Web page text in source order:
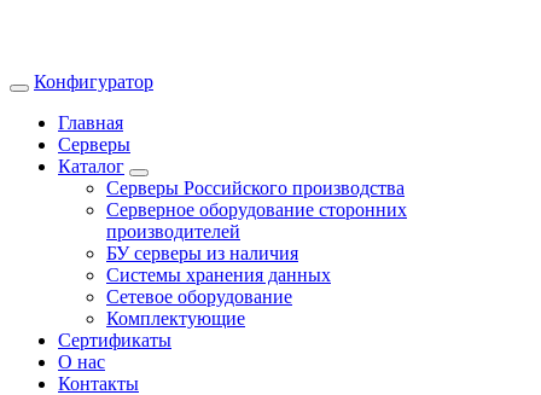
Конфигуратор
Главная
Серверы
Каталог
Серверы Российского производства
Серверное оборудование сторонних
производителей
БУ серверы из наличия
Системы хранения данных
Сетевое оборудование
Комплектующие
Сертификаты
О нас
Контакты